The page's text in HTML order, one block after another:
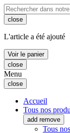
close
L'article a été ajouté
Voir le panier
close
Menu
close
Accueil
Tous nos
add remove
Tous